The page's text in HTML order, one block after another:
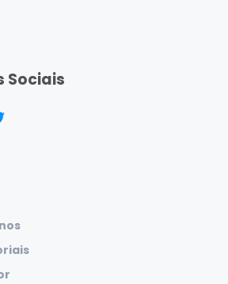
Sociais